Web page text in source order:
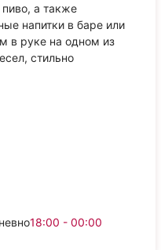
а также
напитки в баре или
в руке на одном из
стильно
18:00 - 00:00